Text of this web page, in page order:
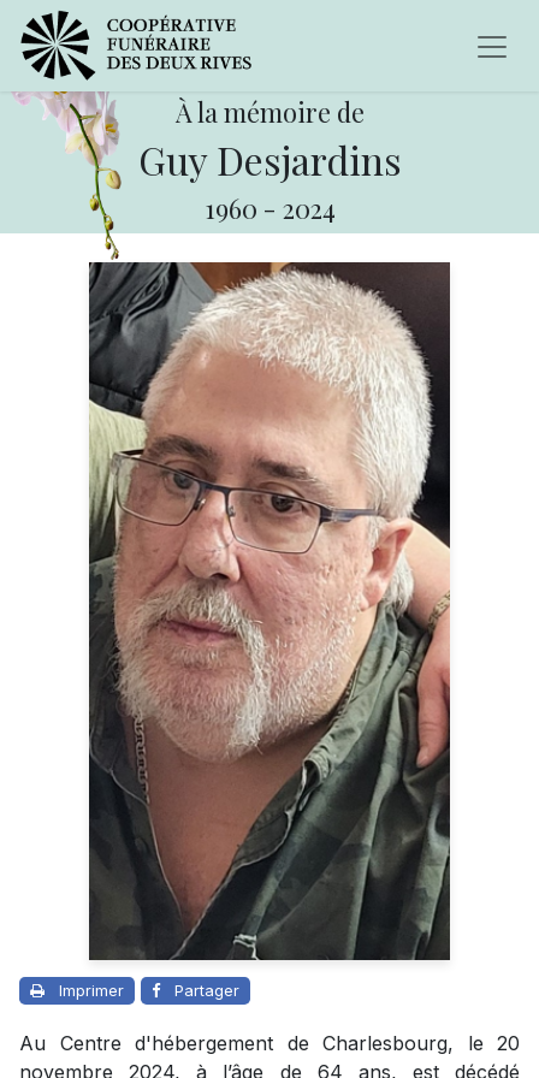
À la mémoire de
Guy Desjardins
1960 - 2024
Imprimer Partager
Au Centre d'hébergement de Charlesbourg, le 20
novembre 2024, à l’âge de 64 ans, est décédé